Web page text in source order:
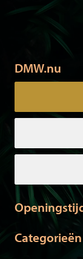
DMW.nu
Categorieën